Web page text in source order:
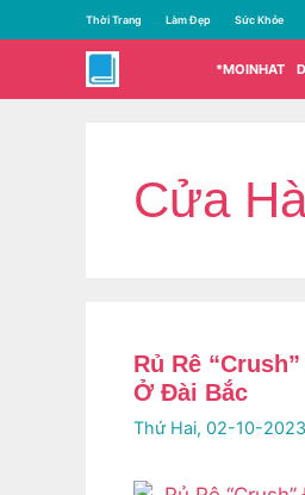
đến
dung
Thời Trang Làm Đẹp Sức Khỏe
*MOINHAT
Cửa
Rủ Rê
Ở Đài Bắc
Thứ Hai, 02-10-2023